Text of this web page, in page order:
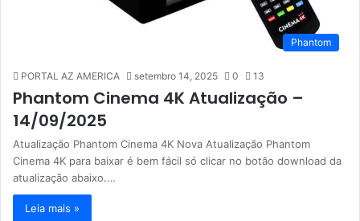
Phantom
PORTAL AZ AMERICA setembro 14, 2025 0 13
Phantom Cinema 4K Atualização –
14/09/2025
Atualização Phantom Cinema 4K Nova Atualização Phantom
Cinema 4K para baixar é bem fácil só clicar no botão download da
atualização abaixo.…
Leia mais »